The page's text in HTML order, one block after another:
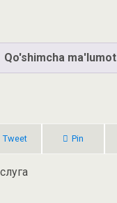
Qo'shimcha ma'lumot
Tweet Pin